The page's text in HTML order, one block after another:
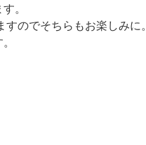
。
のでそちらもお楽しみに。